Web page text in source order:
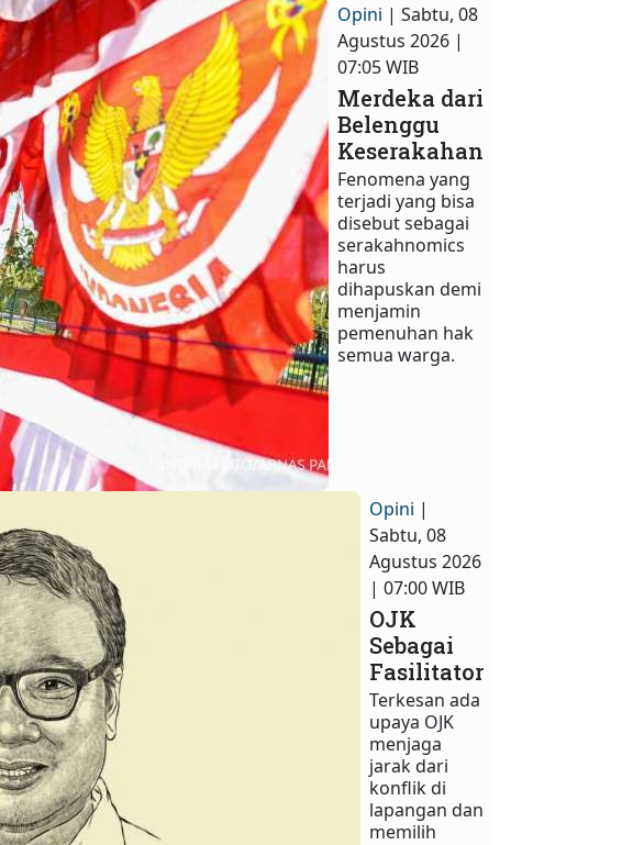
Opini | Sabtu, 08
Agustus 2026 |
07:05 WIB
Merdeka dari
Belenggu
Keserakahan
Fenomena yang
terjadi yang bisa
disebut sebagai
serakahnomics
harus
dihapuskan demi
menjamin
pemenuhan hak
semua warga.​
Opini |
Sabtu, 08
Agustus 2026
| 07:00 WIB
OJK
Sebagai
Fasilitator
Terkesan ada
upaya OJK
menjaga
jarak dari
konflik di
lapangan dan
memilih